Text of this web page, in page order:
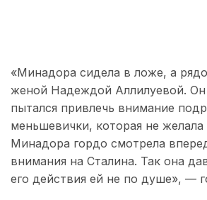
«Минадора сидела в ложе, а
женой Надеждой Аллилуевой. Он
пытался привлечь внимание
меньшевички, которая не желала
Минадора гордо смотрела
внимания на Сталина. Так она
его действия ей не по душе», —